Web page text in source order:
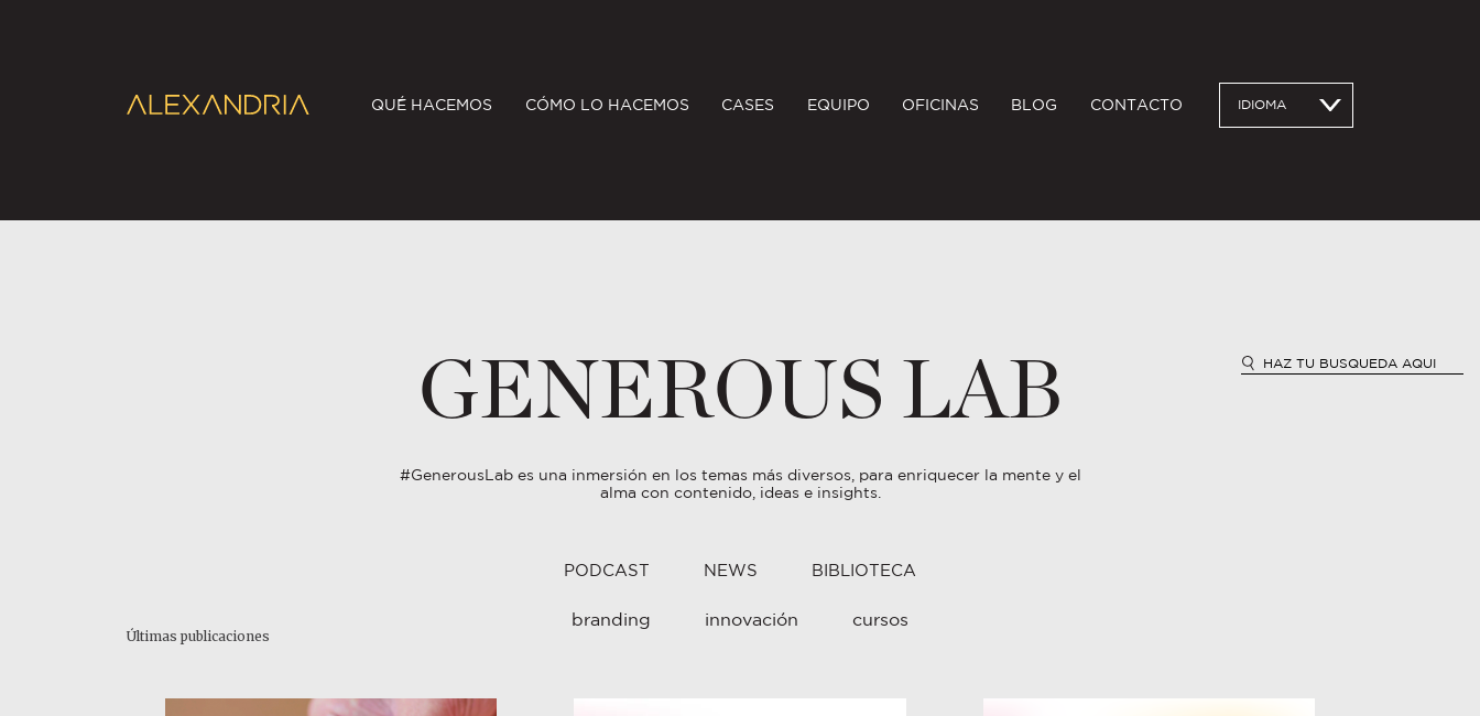
QUÉ HACEMOS CÓMO LO HACEMOS CASES EQUIPO OFICINAS BLOG CONTACTO IDIOMA
GENEROUS LAB
#GenerousLab es una inmersión en los temas más diversos, para enriquecer la mente y el
alma con contenido, ideas e insights.
PODCAST NEWS BIBLIOTECA
branding innovación
cursos
Últimas publicaciones